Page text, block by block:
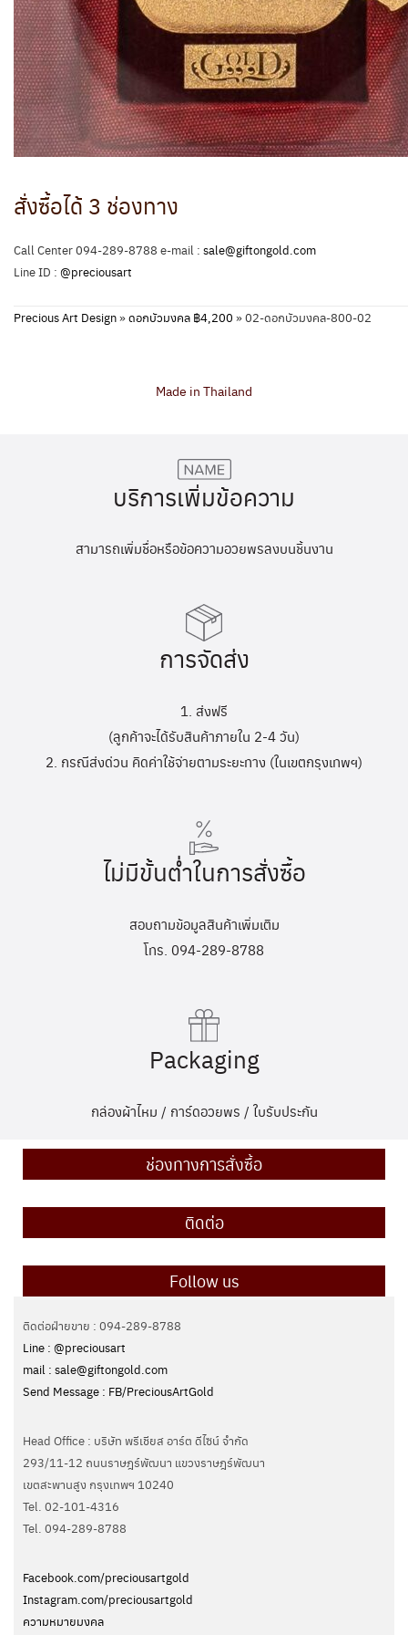
สั่งซื้อได้ 3 ช่องทาง
Call Center 094-289-8788 e-mail : sale@giftongold.com
Line ID : @preciousart
Precious Art Design»ดอกบัวมงคล ฿4,200 »02-ดอกบัวมงคล-800-02
Made in Thailand
บริการเพิ่มข้อความ
สามารถเพิ่มชื่อหรือข้อความอวยพรลงบนชิ้นงาน
การจัดส่ง
1. ส่งฟรี
(ลูกค้าจะได้รับสินค้าภายใน 2-4 วัน)
2. กรณีส่งด่วน คิดค่าใช้จ่ายตามระยะทาง (ในเขตกรุงเทพฯ)
ไม่มีขั้นต่ำในการสั่งซื้อ
สอบถามข้อมูลสินค้าเพิ่มเติม
โทร. 094-289-8788
Packaging
กล่องผ้าไหม / การ์ดอวยพร / ใบรับประกัน
ช่องทางการสั่งซื้อ
ติดต่อ
Follow us
ติดต่อฝ่ายขาย : 094-289-8788
Line : @preciousart
mail : sale@giftongold.com
Send Message : FB/PreciousArtGold
Head Office : บริษัท พรีเชียส อาร์ต ดีไซน์ จำกัด
293/11-12 ถนนราษฎร์พัฒนา แขวงราษฎร์พัฒนา
เขตสะพานสูง กรุงเทพฯ 10240
Tel. 02-101-4316
Tel. ‭094-289-8788‬
Facebook.com/preciousartgold
Instagram.com/preciousartgold
ความหมายมงคล